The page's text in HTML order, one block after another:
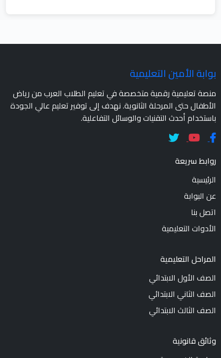
بوابة الأمين التعليمية
منصة تعليمية رقمية متخصصة في تعليم الطلاب العرب من رياض
الأطفال حتى المرحلة الثانوية. نهدف إلى توفير تعليم عالي الجودة
باستخدام أحدث التقنيات والوسائل التفاعلية.
روابط سريعة
الرئيسية
عن البوابة
اتصل بنا
الأدوات التعليمية
المراحل التعليمية
الصف الأول الابتدائي
الصف الثاني الابتدائي
الصف الثالث الابتدائي
وثائق قانونية